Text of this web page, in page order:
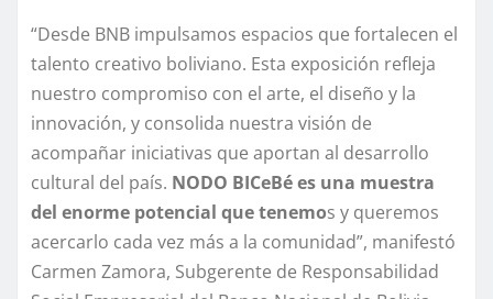
“Desde BNB impulsamos espacios que fortalecen el
talento creativo boliviano. Esta exposición refleja
nuestro compromiso con el arte, el diseño y la
innovación, y consolida nuestra visión de
acompañar iniciativas que aportan al desarrollo
cultural del país. NODO BICeBé es una muestra
del enorme potencial que tenemos y queremos
acercarlo cada vez más a la comunidad”, manifestó
Carmen Zamora, Subgerente de Responsabilidad